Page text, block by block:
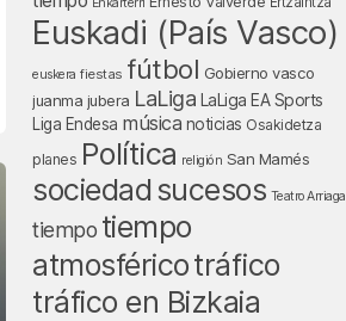
Euskadi (País Vasco)
euskera fiestas fútbol Gobierno vasco
juanma jubera LaLiga LaLiga EA Sports
Liga Endesa música noticias Osakidetza
planes Política religión San Mamés
sociedad sucesos Teatro Arriaga
tiempo tiempo
atmosféricotráfico
tráfico en Bizkaia